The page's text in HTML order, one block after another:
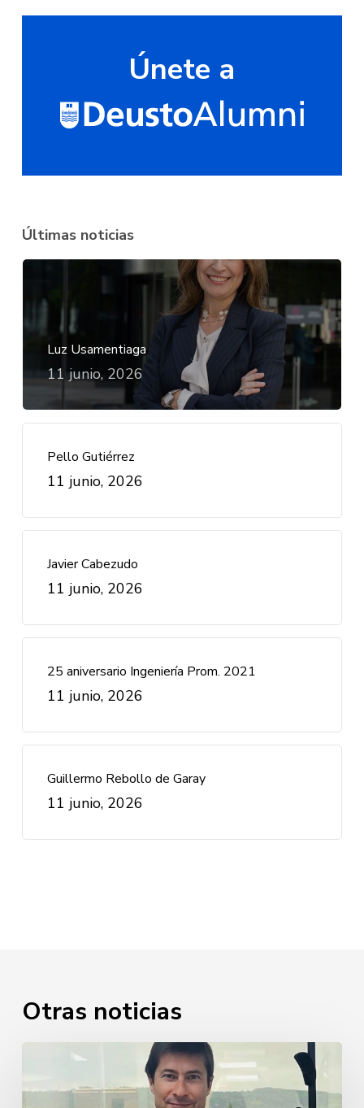
Únete a
Últimas noticias
Luz Usamentiaga
11 junio, 2026
Pello Gutiérrez
11 junio, 2026
Javier Cabezudo
11 junio, 2026
25 aniversario Ingeniería Prom. 2021
11 junio, 2026
Guillermo Rebollo de Garay
11 junio, 2026
Otras noticias